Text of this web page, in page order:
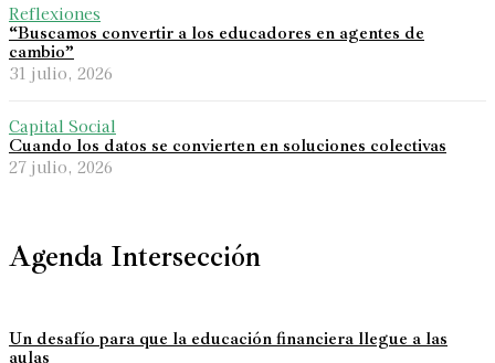
Reflexiones
“Buscamos convertir a los educadores en agentes de
cambio”
31 julio, 2026
Capital Social
Cuando los datos se convierten en soluciones colectivas
27 julio, 2026
Agenda Intersección
Un desafío para que la educación financiera llegue a las
aulas